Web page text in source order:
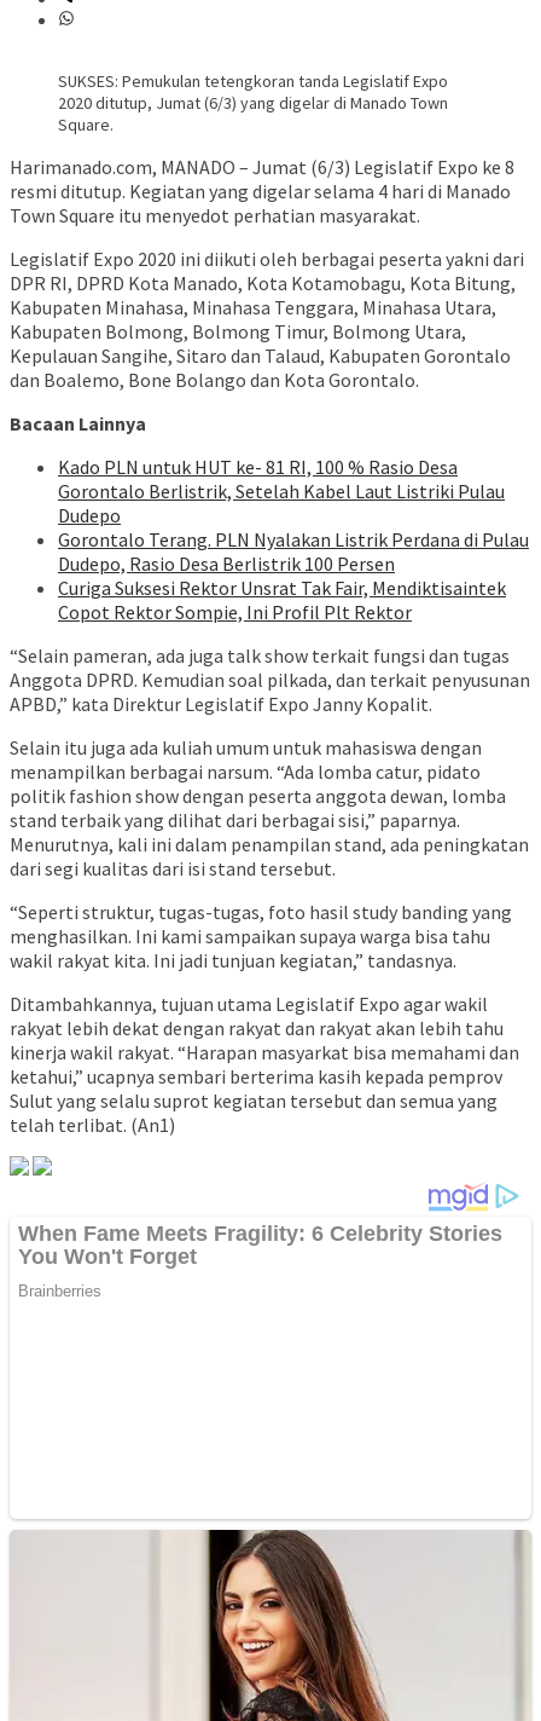
SUKSES: Pemukulan tetengkoran tanda Legislatif Expo
2020 ditutup, Jumat (6/3) yang digelar di Manado Town
Square.
Harimanado.com, MANADO – Jumat (6/3) Legislatif Expo ke 8
resmi ditutup. Kegiatan yang digelar selama 4 hari di Manado
Town Square itu menyedot perhatian masyarakat.
Legislatif Expo 2020 ini diikuti oleh berbagai peserta yakni dari
DPR RI, DPRD Kota Manado, Kota Kotamobagu, Kota Bitung,
Kabupaten Minahasa, Minahasa Tenggara, Minahasa Utara,
Kabupaten Bolmong, Bolmong Timur, Bolmong Utara,
Kepulauan Sangihe, Sitaro dan Talaud, Kabupaten Gorontalo
dan Boalemo, Bone Bolango dan Kota Gorontalo.
Bacaan Lainnya
Kado PLN untuk HUT ke- 81 RI, 100 % Rasio Desa
Gorontalo Berlistrik, Setelah Kabel Laut Listriki Pulau
Dudepo
Gorontalo Terang. PLN Nyalakan Listrik Perdana di Pulau
Dudepo, Rasio Desa Berlistrik 100 Persen
Curiga Suksesi Rektor Unsrat Tak Fair, Mendiktisaintek
Copot Rektor Sompie, Ini Profil Plt Rektor
“Selain pameran, ada juga talk show terkait fungsi dan tugas
Anggota DPRD. Kemudian soal pilkada, dan terkait penyusunan
APBD,” kata Direktur Legislatif Expo Janny Kopalit.
Selain itu juga ada kuliah umum untuk mahasiswa dengan
menampilkan berbagai narsum. “Ada lomba catur, pidato
politik fashion show dengan peserta anggota dewan, lomba
stand terbaik yang dilihat dari berbagai sisi,” paparnya.
Menurutnya, kali ini dalam penampilan stand, ada peningkatan
dari segi kualitas dari isi stand tersebut.
“Seperti struktur, tugas-tugas, foto hasil study banding yang
menghasilkan. Ini kami sampaikan supaya warga bisa tahu
wakil rakyat kita. Ini jadi tunjuan kegiatan,” tandasnya.
Ditambahkannya, tujuan utama Legislatif Expo agar wakil
rakyat lebih dekat dengan rakyat dan rakyat akan lebih tahu
kinerja wakil rakyat. “Harapan masyarkat bisa memahami dan
ketahui,” ucapnya sembari berterima kasih kepada pemprov
Sulut yang selalu suprot kegiatan tersebut dan semua yang
telah terlibat. (An1)